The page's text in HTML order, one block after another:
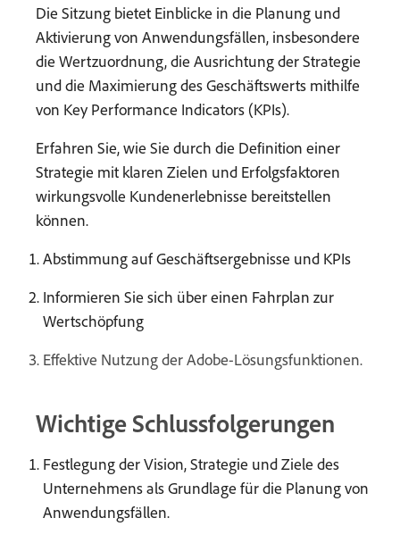
Die Sitzung bietet Einblicke in die Planung und
Aktivierung von Anwendungsfällen, insbesondere
die Wertzuordnung, die Ausrichtung der Strategie
und die Maximierung des Geschäftswerts mithilfe
von Key Performance Indicators (KPIs).
Erfahren Sie, wie Sie durch die Definition einer
Strategie mit klaren Zielen und Erfolgsfaktoren
wirkungsvolle Kundenerlebnisse bereitstellen
können.
Abstimmung auf Geschäftsergebnisse und KPIs
Informieren Sie sich über einen Fahrplan zur
Wertschöpfung
Effektive Nutzung der Adobe-Lösungsfunktionen.
Wichtige Schlussfolgerungen
Festlegung der Vision, Strategie und Ziele des
Unternehmens als Grundlage für die Planung von
Anwendungsfällen.